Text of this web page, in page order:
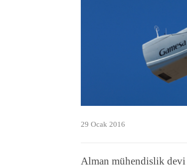
29 Ocak 2016
Alman mühendislik